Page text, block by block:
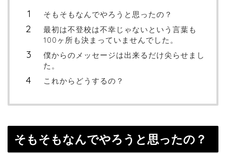
そもそもなんでやろうと思ったの？
最初は不登校は不幸じゃないという言葉も
100ヶ所も決まっていませんでした。
僕からのメッセージは出来るだけ尖らせまし
た。
これからどうするの？
そもそもなんでやろうと思ったの？